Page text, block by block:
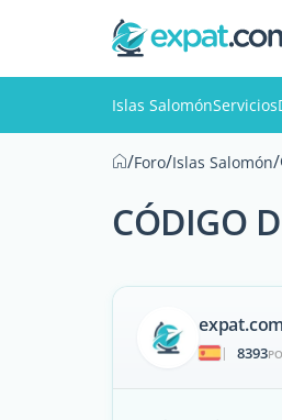
Islas SalomónServicios
/Foro/Islas Salomón/
CÓDIGO
|
8393